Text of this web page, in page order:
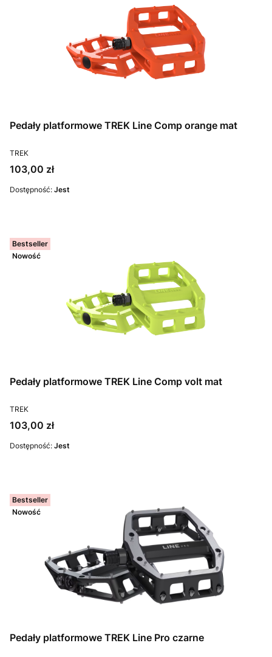
Pedały platformowe TREK Line Comp orange mat
PRODUCENT
TREK
Cena
103,00 zł
Dostępność: Jest
Bestseller
Nowość
Pedały platformowe TREK Line Comp volt mat
PRODUCENT
TREK
Cena
103,00 zł
Dostępność: Jest
Bestseller
Nowość
Pedały platformowe TREK Line Pro czarne